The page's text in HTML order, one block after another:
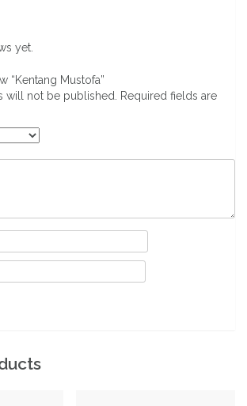
yet.
“Kentang Mustofa”
will not be published. Required fields are